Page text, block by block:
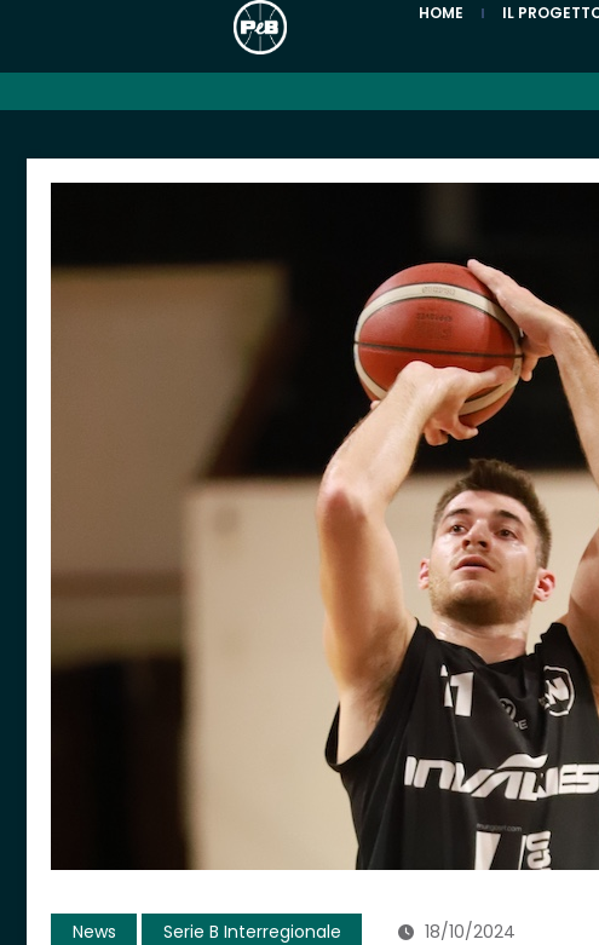
HOME IL
News Serie B Interregionale 18/10/2024